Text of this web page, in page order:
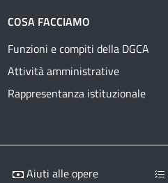
COSA FACCIAMO
Funzioni e compiti della DGCA
Attività amministrative
Rappresentanza istituzionale
Aiuti alle opere